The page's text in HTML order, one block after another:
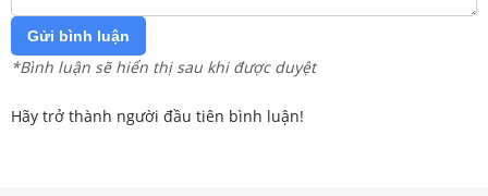
Gửi bình luận
*Bình luận sẽ hiển thị sau khi được duyệt
Hãy trở thành người đầu tiên bình luận!